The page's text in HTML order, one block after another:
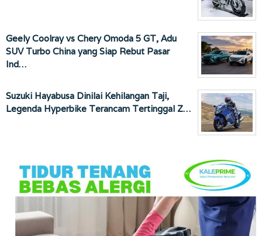
Geely Coolray vs Chery Omoda 5 GT, Adu
SUV Turbo China yang Siap Rebut Pasar
Ind…
Suzuki Hayabusa Dinilai Kehilangan Taji,
Legenda Hyperbike Terancam Tertinggal Z…